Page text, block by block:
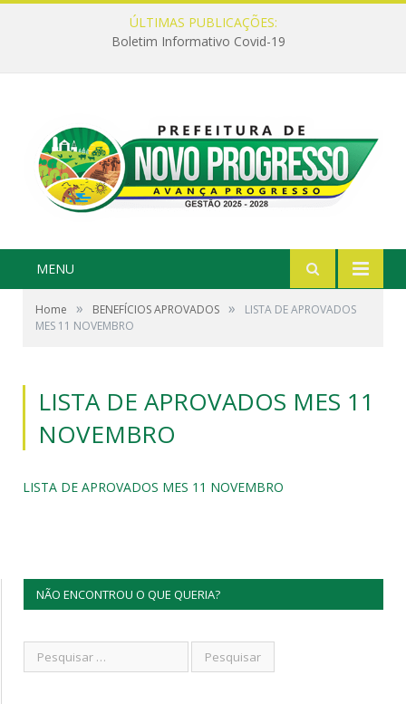
ÚLTIMAS PUBLICAÇÕES:
Boletim Informativo Covid-19
MENU
Home » BENEFÍCIOS APROVADOS »
LISTA DE APROVADOS
MES 11 NOVEMBRO
LISTA DE APROVADOS MES 11
NOVEMBRO
LISTA DE APROVADOS MES 11 NOVEMBRO
NÃO ENCONTROU O QUE QUERIA?